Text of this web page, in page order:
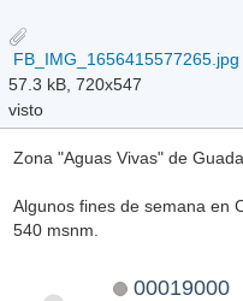
FB_IMG_1656415577265.jpg
57.3 kB, 720x547
visto
Zona "Aguas Vivas" de
Algunos fines de semana en
540 msnm.
00019000